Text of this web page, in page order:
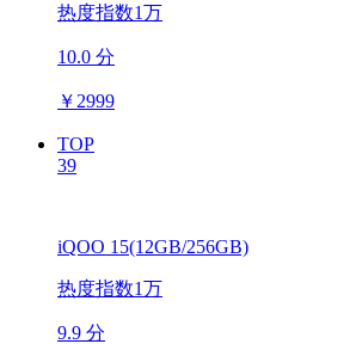
热度指数1万
10.0 分
￥ 2999
TOP
39
iQOO 15(12GB/256GB)
热度指数1万
9.9 分